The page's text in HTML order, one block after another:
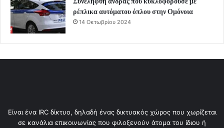
ρέπλικα αυτόματου όπλου στην Ομόνοια
14 Οκτωβρίου 2024
Είναι ένα IRC δίκτυο, δηλαδή ένας δικτυακός χώρος που χωρίζεται
σε κανάλια επικοινωνίας που φιλοξενούν άτομα του ίδιου ή